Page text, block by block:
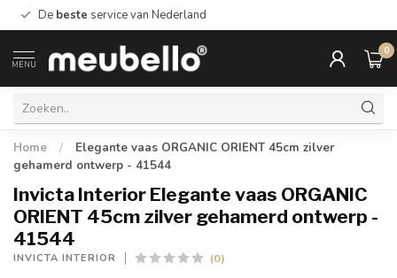
De beste service van Nederland
MENU
0
Home /
Elegante vaas ORGANIC ORIENT 45cm zilver
gehamerd ontwerp - 41544
Invicta Interior Elegante vaas ORGANIC
ORIENT 45cm zilver gehamerd ontwerp -
41544
INVICTA INTERIOR (0)